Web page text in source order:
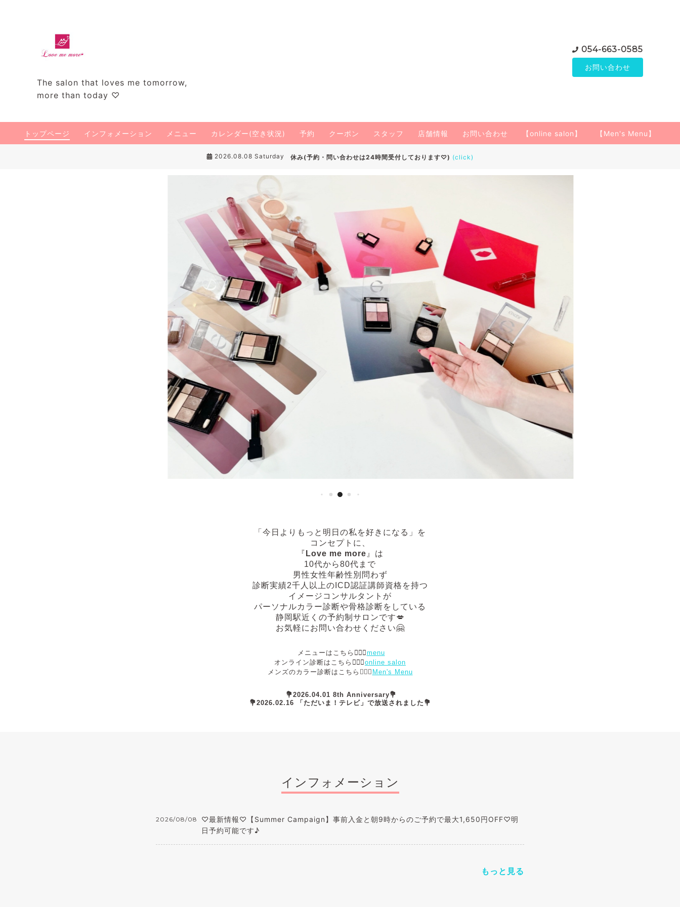
The salon that loves me tomorrow,
more than today ♡
054-663-0585
お問い合わせ
トップページ インフォメーション メニュー カレンダー(空き状況) 予約 クーポン スタッフ 店舗情報 お問い合わせ 【online salon】 【Men's Menu】
2026.08.08 Saturday 休み(予約・問い合わせは24時間受付しております♡) (click)
「今日よりもっと明日の私を好きになる」
を
コンセプトに、
『 Love me more 』は
10代から80代まで
男性女性年齢性別問わず
診断実績2千人以上の ICD認証講師資格を持つ
イメージコンサルタントが
パーソナルカラー診断や骨格診断をしている
静岡駅近くの予約制サロンです💋
お気軽にお問い合わせください🤗
メニューはこちら💁🏻‍♀️ menu
オンライン診断はこちら💁🏻‍♀️ online salon
メンズのカラー診断はこちら💁🏻‍♂️ Men's Menu
💐2026.04.01 8th Anniversary💐
💐2026.02.16 「ただいま！テレビ」で放送されました💐
インフォメーション
2026/08/08
♡最新情報♡【Summer Campaign】事前入金と朝9時からのご予約で最大1,650円OFF♡明
日予約可能です♪
もっと見る